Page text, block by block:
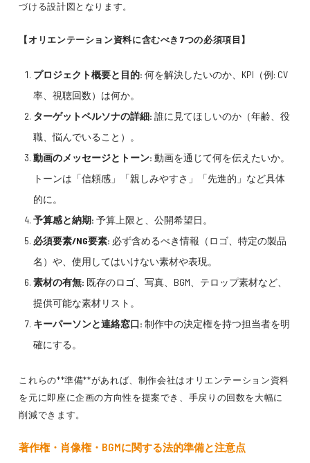
づける設計図となります。
【オリエンテーション資料に含むべき7つの必須項目】
プロジェクト概要と目的: 何を解決したいのか、KPI（例: CV
率、視聴回数）は何か。
ターゲットペルソナの詳細: 誰に見てほしいのか（年齢、役
職、悩んでいること）。
動画のメッセージとトーン: 動画を通じて何を伝えたいか。
トーンは「信頼感」「親しみやすさ」「先進的」など具体
的に。
予算感と納期: 予算上限と、公開希望日。
必須要素/NG要素: 必ず含めるべき情報（ロゴ、特定の製品
名）や、使用してはいけない素材や表現。
素材の有無: 既存のロゴ、写真、BGM、テロップ素材など、
提供可能な素材リスト。
キーパーソンと連絡窓口: 制作中の決定権を持つ担当者を明
確にする。
これらの**準備**があれば、制作会社はオリエンテーション資料
を元に即座に企画の方向性を提案でき、手戻りの回数を大幅に
削減できます。
著作権・肖像権・BGMに関する法的準備と注意点